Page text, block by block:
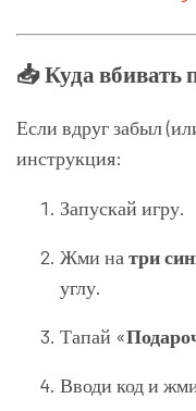
📥 Куда вбивать
Если вдруг забыл
инструкция:
Запускай игру.
Жми на три
углу.
Тапай «
Вводи код и